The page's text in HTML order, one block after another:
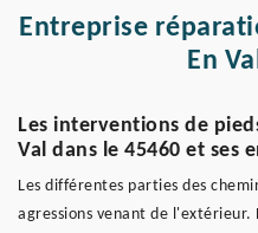
Entreprise
En
Les interventions de
Val dans le 45460 et ses
Les différentes parties des
agressions venant de